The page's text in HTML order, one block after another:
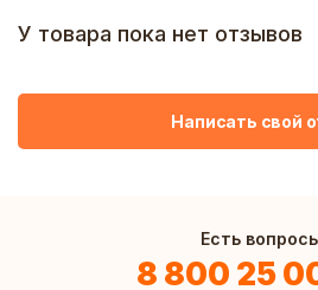
У товара пока нет отзывов
Написать свой
Есть
8 800 25